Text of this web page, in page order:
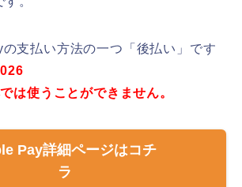
支払い方法の一つ「後払い」です
は使うことができません。
Pay詳細ページはコチ
ラ